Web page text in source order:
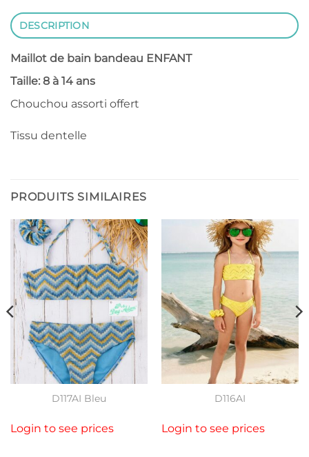
DESCRIPTION
Maillot de bain bandeau ENFANT
Taille: 8 à 14 ans
Chouchou assorti offert
Tissu dentelle
PRODUITS SIMILAIRES
D117AI Bleu
Login to see prices
D116AI
Login to see prices